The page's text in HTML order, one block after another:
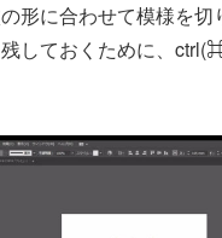
形に合わせて模様を
しておくために、